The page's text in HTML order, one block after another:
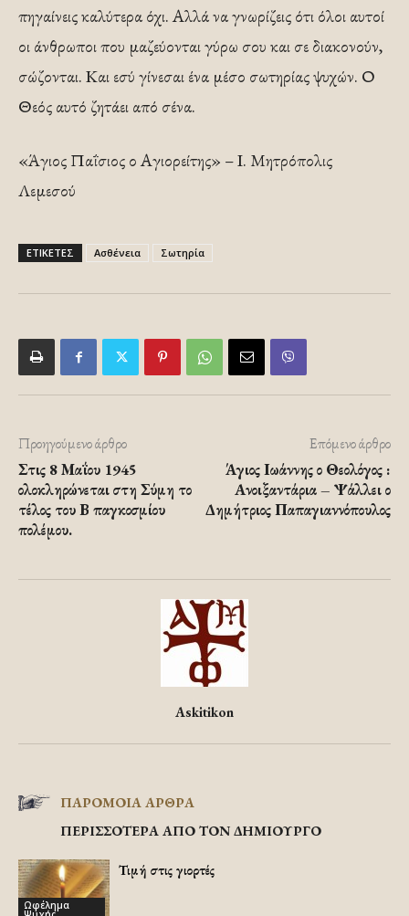
πηγαίνεις καλύτερα όχι. Αλλά να γνωρίζεις ότι όλοι αυτοί
οι άνθρωποι που μαζεύονται γύρω σου και σε διακονούν,
σώζονται. Και εσύ γίνεσαι ένα μέσο σωτηρίας ψυχών. Ο
Θεός αυτό ζητάει από σένα.
«Άγιος Παΐσιος ο Αγιορείτης» – Ι. Μητρόπολις
Λεμεσού
ΕΤΙΚΕΤΕΣ Ασθένεια Σωτηρία
Προηγούμενο άρθρο
Στις 8 Μαΐου 1945
ολοκληρώνεται στη Σύμη το
τέλος του Β παγκοσμίου
πολέμου.
Επόμενο άρθρο
Άγιος Ιωάννης ο Θεολόγος :
Ανοιξαντάρια – Ψάλλει ο
Δημήτριος Παπαγιαννόπουλος
Askitikon
ΠΑΡΟΜΟΙΑ ΑΡΘΡΑ
ΠΕΡΙΣΣΟΤΕΡΑ ΑΠΟ ΤΟΝ ΔΗΜΙΟΥΡΓΟ
Ωφέλημα
Τιμή στις γιορτές